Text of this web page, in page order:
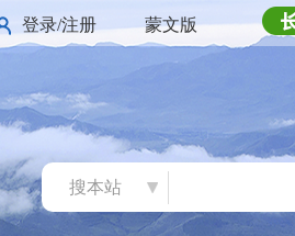
登录/注册 蒙文版
搜本站